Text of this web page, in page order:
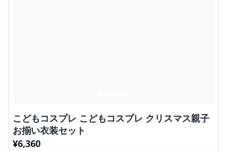
こどもコスプレ こどもコスプレ クリスマス親子
お揃い衣装セット
¥6,360